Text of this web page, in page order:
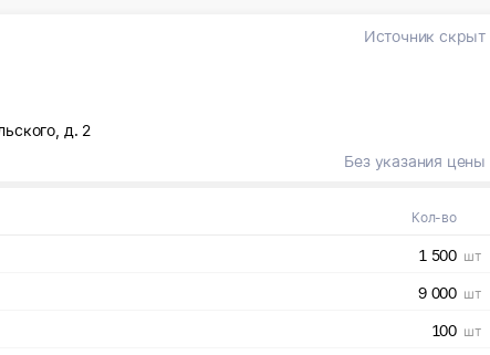
Источник скрыт
д. 2
Без указания цены
Кол-во
1 500 шт
9 000 шт
100 шт